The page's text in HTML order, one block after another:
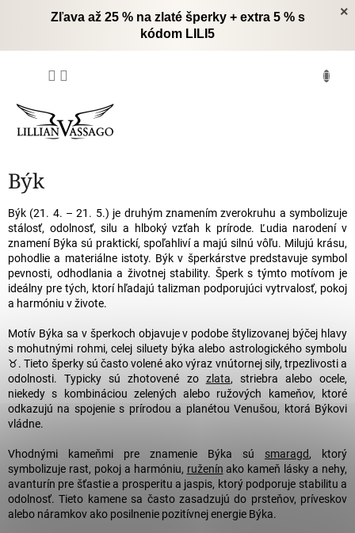
×
Zľava až 25 % na zlaté šperky + extra 5 % s
kódom LILI5
Býk
Býk (21. 4. – 21. 5.) je druhým znamením zverokruhu a symbolizuje
stálosť, odolnosť, silu a hlboký vzťah k prírode. Ľudia narodení v
znamení Býka sú praktickí, spoľahliví a majú silnú vôľu. Milujú krásu,
pohodlie a materiálne istoty. Býk v šperkárstve predstavuje symbol
pevnosti, odhodlania a životnej stability. Šperk s týmto motívom je
ideálny pre tých, ktorí hľadajú talizman podporujúci vytrvalosť, pokoj
a harmóniu v živote.
Motív Býka sa v šperkoch objavuje v podobe štylizovanej býčej hlavy
s mohutnými rohmi, celej siluety býka alebo astrologického symbolu
♉. Tieto šperky sú často volené ako výraz vnútornej sily, trpezlivosti a
odolnosti. Typicky sú zhotovené zo zlata, striebra alebo ocele,
niekedy s kombináciou zelených alebo ružových kameňov, ktoré
odkazujú na spojenie s prírodou a planétou Venušou, ktorá Býkovi
vládne.
Vhodnými kameňmi pre znamenie Býka sú smaragd, ktorý
symbolizuje rast, pokoj a harmóniu, ruženín ako kameň lásky a nehy,
avanturín pre šťastie a prosperitu a jaspis, ktorý podporuje stabilitu a
odolnosť. Tieto kamene sa často zasadzujú do prsteňov, príveskov
alebo náramkov ako posilnenie pozitívnej energie Býka.